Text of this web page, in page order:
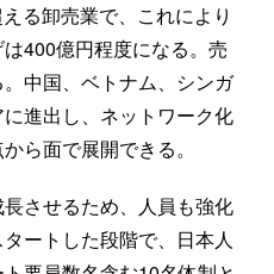
る卸売業で、これにより
400億円程度になる。売
中国、ベトナム、シンガ
進出し、ネットワーク化
ら面で展開できる。
させるため、人員も強化
ートした段階で、日本人